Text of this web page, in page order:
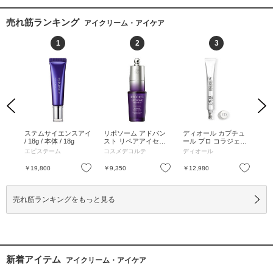
売れ筋ランキング アイクリーム・アイケア
Previous
お気に入り
1
ステムサイエンスアイ
/ 18g / 本体 / 18g
エピステーム
￥19,800 お気に入り
2
リポソーム アドバン
スト リペアアイセラ
ム / 20ml / 本体 / ティ
の香り / 20ml
コスメデコルテ
￥9,350 お気に入り
3
ディオール カプチュ
ール プロ コラジェン
ショット / 15mL / 15m
ディオール
￥12,980
Next
売れ筋ランキングをもっと見る
新着アイテム アイクリーム・アイケア